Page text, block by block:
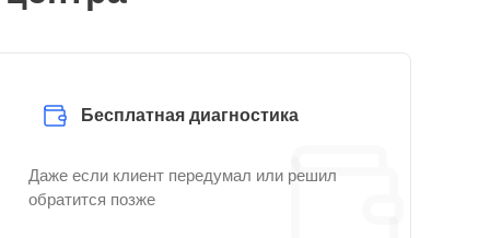
Бесплатная диагностика
Даже если клиент передумал или решил
обратится позже